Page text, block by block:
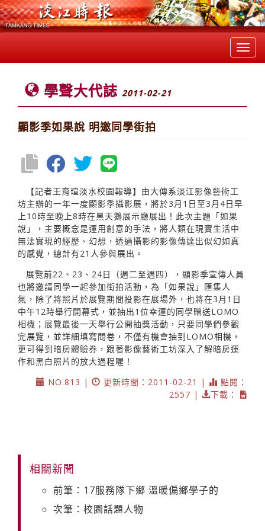
學聲大代誌 2011-02-21
顯影季如果說 明邀同學街拍
【記者王育瑄淡水校園報導】由大傳系淡江影像藝術工
坊主辦的一年一度顯影季攝影展，將於3月1日至3月4日早
上10時至晚上8時在黑天鵝展示廳展出！此次主題「如果
說」，主要概念是運用創意的手法，將人類在現實生活中
無法實現的經歷、幻想，透過攝影的影像傳達出似幻如真
的感覺，總計有21人參與展出。
展覽前22、23、24日（週二至週四），顯影季宣傳人員
也將邀請同學一起參加街拍活動，為「如果說」匯集人
氣，除了將照片於展覽期間投影在展場外，也將在3月1日
中午12時舉行開幕式，並抽出1位幸運的同學贈送LOMO
相機；展覽最後一天舉行公開抽獎活動，只要同學們參觀
完展覽，並詳細填寫問卷，不僅有機會抽到LOMO相機，
更可得到暗房體驗券，跟著影像藝術工坊深入了解暗房運
作和黑白照片的放大過程喔！
NO.813 |
更新時間：2011-02-21 |
點閱：
2557 |
下載：
相關新聞
前筆：17服務隊下鄉 溫暖偏鄉學子的
次筆：校園話題人物